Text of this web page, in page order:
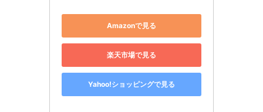
Amazonで見る
楽天市場で見る
Yahoo!ショッピングで見る